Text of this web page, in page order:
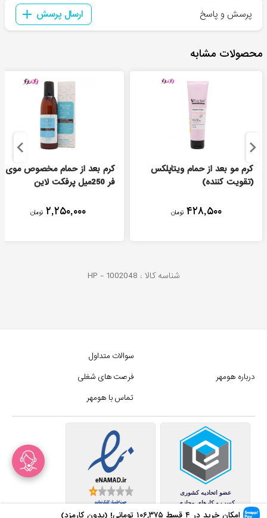
امکان خرید در ۴ قسط ۱۰۶,۳۷۵ تومانی! (بدون کارمزد)
پرسش و پاسخ ارسال پرسش
محصولات مشابه
کرم مو بعد از حمام ویتاپلکس
(تقویت کننده)
۴۲۸,۵۰۰ تومان
کرم بعد از حمام مخصوص موی
فر 250میل پرفکت لاین
۲,۲۵۰,۰۰۰ تومان
شناسه کالا : HP - 1002048
درباره هومهر
سوالات متداول
فرصت های شغلی
تماس با هومهر